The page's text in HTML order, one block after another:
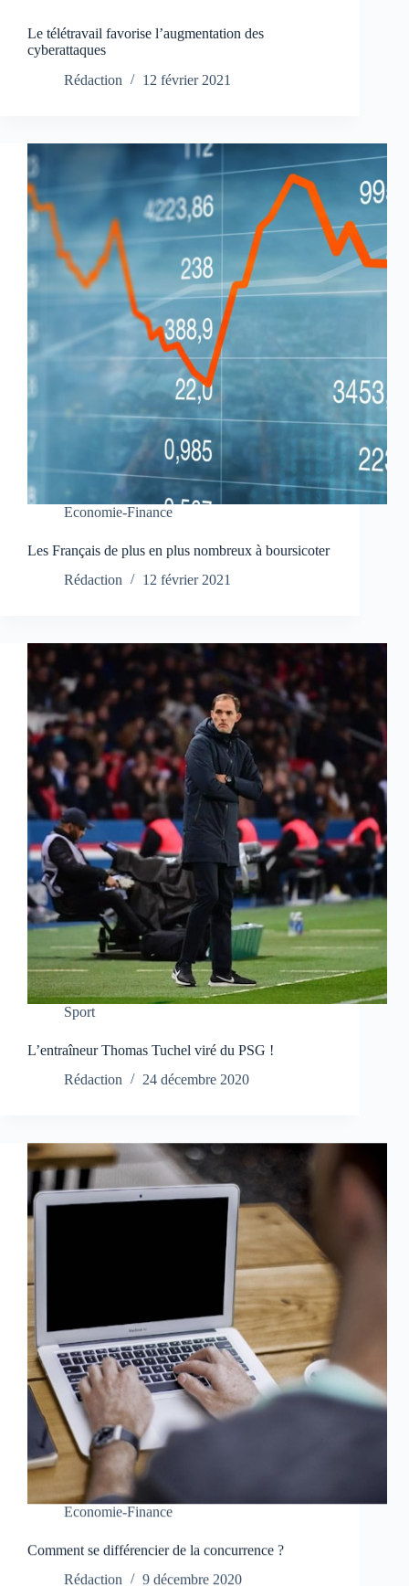
Le télétravail favorise l’augmentation des
cyberattaques
Rédaction
12 février 2021
Economie-Finance
Les Français de plus en plus nombreux à boursicoter
Rédaction
12 février 2021
Sport
L’entraîneur Thomas Tuchel viré du PSG !
Rédaction
24 décembre 2020
Economie-Finance
Comment se différencier de la concurrence ?
Rédaction
9 décembre 2020